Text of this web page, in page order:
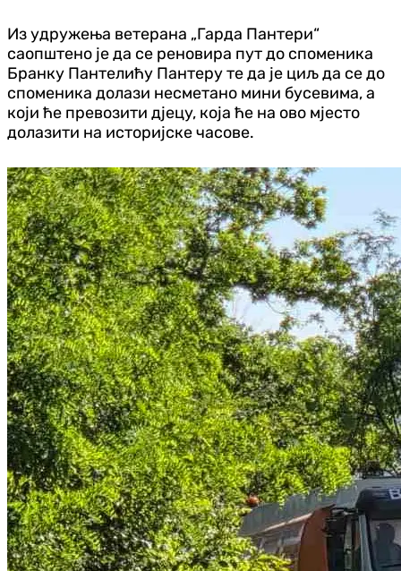
Из удружења ветерана „Гарда Пантери“
саопштено је да се реновира пут до споменика
Бранку Пантелићу Пантеру те да је циљ да се до
споменика долази несметано мини бусевима, а
који ће превозити дјецу, која ће на ово мјесто
долазити на историјске часове.